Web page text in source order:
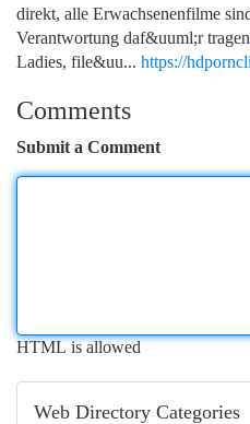
direkt, alle Erwachsenenfilme
Verantwortung daf&uuml;r
Ladies, file&uu... https://
Comments
Submit a Comment
HTML is allowed
Web Directory Categories